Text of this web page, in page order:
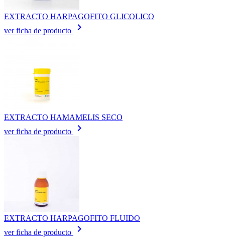
EXTRACTO HARPAGOFITO GLICOLICO
ver ficha de producto
keyboard_arrow_right
EXTRACTO HAMAMELIS SECO
ver ficha de producto
keyboard_arrow_right
EXTRACTO HARPAGOFITO FLUIDO
ver ficha de producto
keyboard_arrow_right